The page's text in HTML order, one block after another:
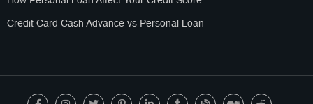
Credit Card Cash Advance vs Personal Loan